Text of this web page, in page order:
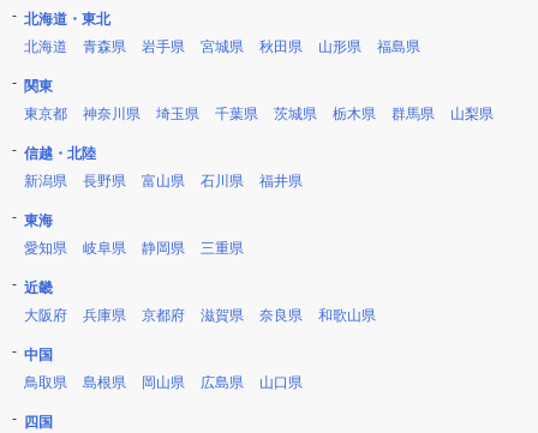
北海道・東北
北海道
青森県 岩手県 宮城県 秋田県 山形県 福島県
関東
東京都
神奈川県 埼玉県 千葉県 茨城県 栃木県 群馬県 山梨県
信越・北陸
新潟県
長野県 富山県 石川県 福井県
東海
愛知県
岐阜県 静岡県 三重県
近畿
大阪府
兵庫県 京都府 滋賀県 奈良県 和歌山県
中国
鳥取県
島根県 岡山県 広島県 山口県
四国